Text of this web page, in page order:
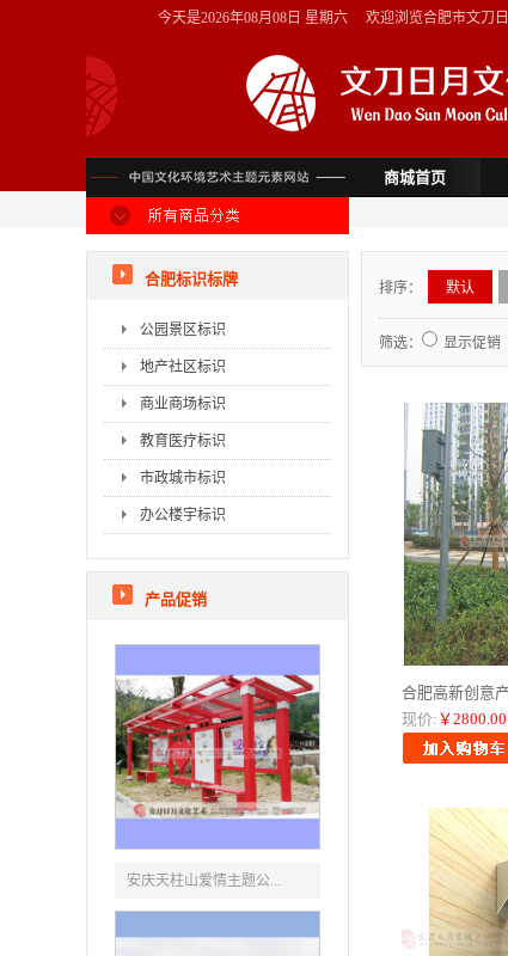
今天是2026年08月08日 星期六 欢迎浏览合肥市文刀
商城首页
合肥标识标牌
公园景区标识
地产社区标识
商业商场标识
教育医疗标识
市政城市标识
办公楼宇标识
产品促销
安庆天柱山爱情主题公...
排序： 默认
筛选： 显示促销
合肥高新创意
现价: ￥2800.00